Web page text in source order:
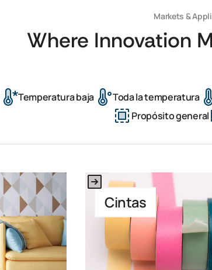
Markets &
Where Innovation
Temperatura baja Toda la temperatura
Propósito general
Cintas
This is some text inside of a